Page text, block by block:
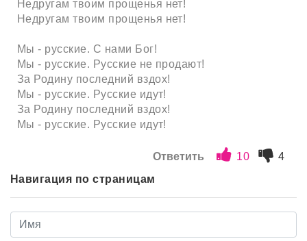
Недругам твоим прощенья нет!
Недругам твоим прощенья нет!
Мы - русские. С нами Бог!
Мы - русские. Русские не продают!
За Родину последний вздох!
Мы - русские. Русские идут!
За Родину последний вздох!
Мы - русские. Русские идут!
Ответить 10
4
Навигация по страницам